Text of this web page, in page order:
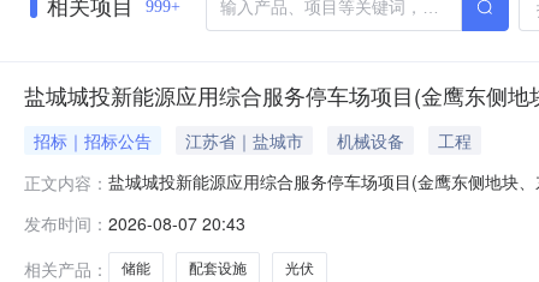
相关项目 999+
盐城城投新能源应用综合服务停车场项目(金鹰东侧
招标｜招标公告 江苏省｜盐城市 机械设备
工程
正文内容： 盐城城投新能源应用综合服务停车场项目(金鹰东侧地块
发布时间： 2026-08-07 20:43
相关产品：
储能 配套设施 光伏